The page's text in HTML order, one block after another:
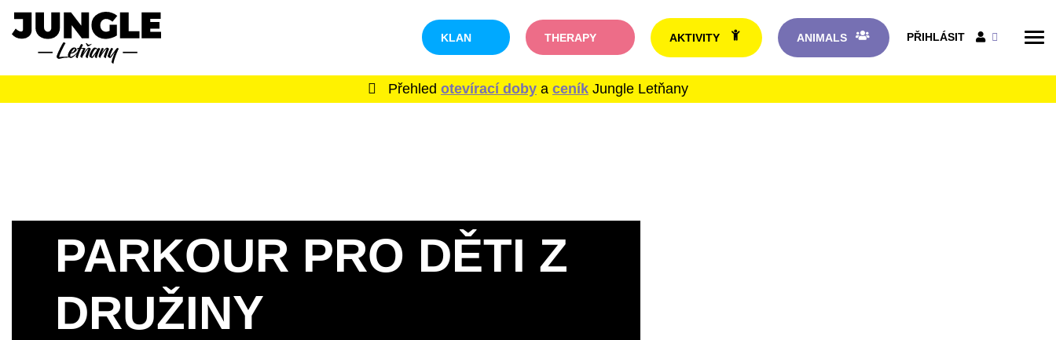
KLAN THERAPY AKTIVITY ANIMALS PŘIHLÁSIT
Přehled otevírací doby a ceník Jungle Letňany
PARKOUR PRO DĚTI Z
DRUŽINY